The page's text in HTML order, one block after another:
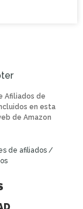
Afiliados de
en esta
de Amazon
de afiliados /